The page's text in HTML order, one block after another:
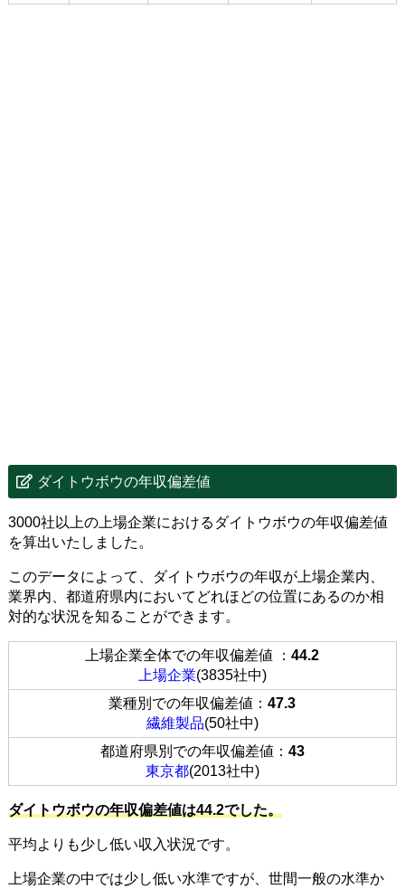
ダイトウボウの年収偏差値
3000社以上の上場企業におけるダイトウボウの年収偏差値
を算出いたしました。
このデータによって、ダイトウボウの年収が上場企業内、
業界内、都道府県内においてどれほどの位置にあるのか相
対的な状況を知ることができます。
上場企業全体での年収偏差値 ：44.2
上場企業(3835社中)
業種別での年収偏差値：47.3
繊維製品(50社中)
都道府県別での年収偏差値： 43
東京都(2013社中)
ダイトウボウの年収偏差値は44.2でした。
平均よりも少し低い収入状況です。
上場企業の中では少し低い水準ですが、世間一般の水準か